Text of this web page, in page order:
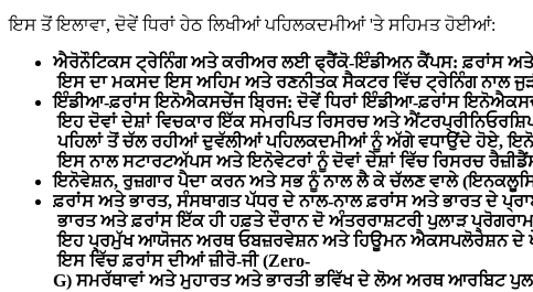
ਇਸ ਤੋਂ ਇਲਾਵਾ, ਦੋਵੇਂ ਧਿਰਾਂ ਹੇਠ ਲਿਖੀਆਂ ਪਹਿਲਕਦਮੀਆਂ 'ਤੇ ਸਹਿਮਤ ਹੋਈਆਂ:
ਐਰੋਨੌਟਿਕਸ ਟ੍ਰੇਨਿੰਗ ਅਤੇ ਕਰੀਅਰ ਲਈ ਫ੍ਰੈਂਕੋ-ਇੰਡੀਅਨ ਕੈਂਪਸ: ਫ਼ਰਾਂਸ ਅਤੇ
ਇਸ ਦਾ ਮਕਸਦ ਇਸ ਅਹਿਮ ਅਤੇ ਰਣਨੀਤਕ ਸੈਕਟਰ ਵਿੱਚ ਟ੍ਰੇਨਿੰਗ ਨਾਲ
ਇੰਡੀਆ-ਫ਼ਰਾਂਸ ਇਨੋਐਕਸਚੇਂਜ ਬ੍ਰਿਜ:ਦੋਵੇਂ ਧਿਰਾਂ ਇੰਡੀਆ-ਫ਼ਰਾਂਸ
ਇਹ ਦੋਵਾਂ ਦੇਸ਼ਾਂ ਵਿਚਕਾਰ ਇੱਕ ਸਮਰਪਿਤ ਰਿਸਰਚ ਅਤੇ
ਪਹਿਲਾਂ ਤੋਂ ਚੱਲ ਰਹੀਆਂ ਦੁਵੱਲੀਆਂ ਪਹਿਲਕਦਮੀਆਂ ਨੂੰ ਅੱਗੇ ਵਧਾਉਂਦੇ ਹੋਏ,
ਇਸ ਨਾਲ ਸਟਾਰਟਅੱਪਸ ਅਤੇ ਇਨੋਵੇਟਰਾਂ ਨੂੰ ਦੋਵਾਂ ਦੇਸ਼ਾਂ ਵਿੱਚ ਰਿਸਰਚ
ਇਨੋਵੇਸ਼ਨ, ਰੁਜ਼ਗਾਰ ਪੈਦਾ ਕਰਨ ਅਤੇ ਸਭ ਨੂੰ ਨਾਲ ਲੈ ਕੇ ਚੱਲਣ ਵਾਲੇ(
ਫ਼ਰਾਂਸ ਅਤੇ ਭਾਰਤ,ਸੰਸਥਾਗਤ ਪੱਧਰ ਦੇ ਨਾਲ-ਨਾਲ ਫ਼ਰਾਂਸ ਅਤੇ ਭਾਰਤ ਦੇ
ਭਾਰਤ ਅਤੇ ਫ਼ਰਾਂਸ ਇੱਕ ਹੀ ਹਫ਼ਤੇ ਦੌਰਾਨ ਦੋ ਅੰਤਰਰਾਸ਼ਟਰੀ ਪੁਲਾੜ
ਇਹ ਪ੍ਰਮੁੱਖ ਆਯੋਜਨ ਅਰਥ ਓਬਜ਼ਰਵੇਸ਼ਨ ਅਤੇ ਹਿਊਮਨ ਐਕਸਪਲੋਰੇਸ਼ਨ ਦੇ
ਇਸ ਵਿੱਚ ਫ਼ਰਾਂਸ ਦੀਆਂ ਜ਼ੀਰੋ-ਜੀ(Zero-
G)ਸਮਰੱਥਾਵਾਂ ਅਤੇ ਮੁਹਾਰਤ ਅਤੇ ਭਾਰਤੀ ਭਵਿੱਖ ਦੇ ਲੋਅ ਅਰਥ ਆਰਬਿਟ